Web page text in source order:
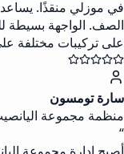
في موزلي منقذًا.
الصف. الواجهة بسيطة
على تركيبات مختلفة
سارة تومسون
منظمة مجموعة
“